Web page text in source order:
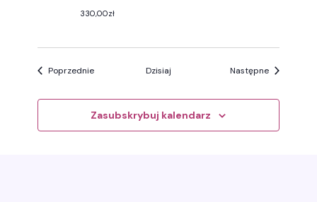
330,00zł
PoprzednieWydarzenia Dzisiaj NastępneWydarzenia
Zasubskrybuj kalendarz